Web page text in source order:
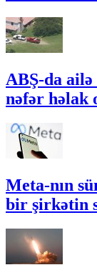
ABŞ-da ailə
nəfər həlak
Meta-nın
bir şirkətin